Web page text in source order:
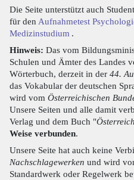
Die Seite unterstützt auch
für den Aufnahmetest
Medizinstudium .
Hinweis: Das vom
Schulen und Ämter des Landes
Wörterbuch, derzeit in der 44.
das Vokabular der deutschen
wird vom Österreichischen
Unsere Seiten und alle damit
Verlag und dem Buch "
Weise verbunden.
Unsere Seite hat auch keine
Nachschlagewerken und wird
Standardwerk oder Regelwerk